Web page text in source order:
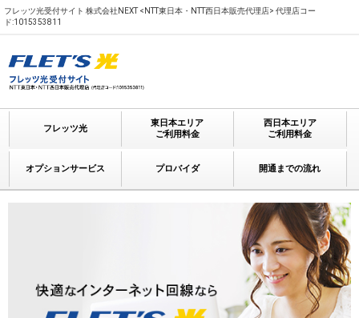
フレッツ光受付サイト 株式会社NEXT <NTT東日本・NTT西日本販売代理店> 代理店コー
ド:1015353811
フレッツ光
東日本エリア
ご利用料金
西日本エリア
ご利用料金
オプションサービス プロバイダ 開通までの流れ